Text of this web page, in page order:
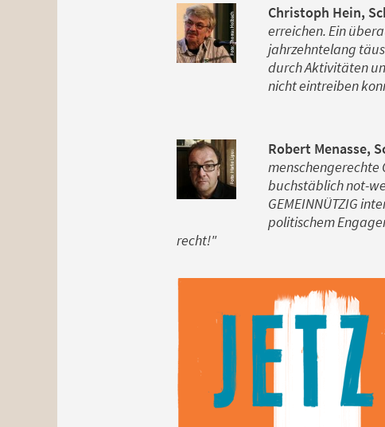
Christoph Hein,
erreichen. Ein
jahrzehntelang
durch Aktivitäten
nicht eintreiben
Robert Menasse,
buchstäblich not-
GEMEINNÜTZIG
politischem
recht!"